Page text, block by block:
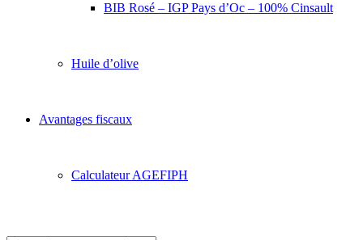
BIB Rosé – IGP Pays d’Oc – 100% Cinsault
Huile d’olive
Avantages fiscaux
Calculateur AGEFIPH